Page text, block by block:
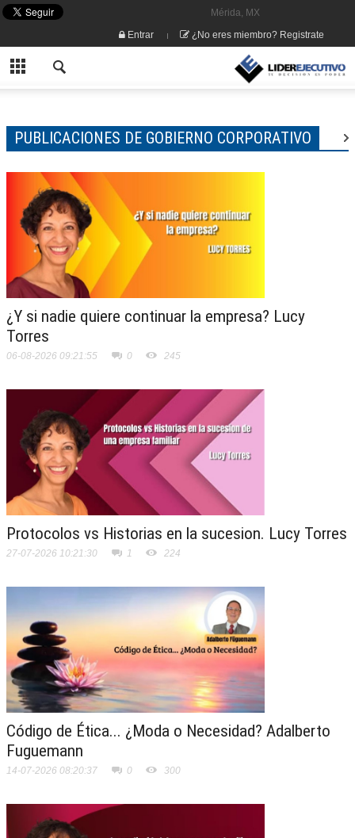
Mérida, MX
Entrar
¿No eres miembro? Registrate
PUBLICACIONES DE GOBIERNO CORPORATIVO
¿Y si nadie quiere continuar la empresa? Lucy
Torres
06-08-2026 09:21:55 0 245
Protocolos vs Historias en la sucesion. Lucy Torres
27-07-2026 10:21:30 1 224
Código de Ética... ¿Moda o Necesidad? Adalberto
Fuguemann
14-07-2026 08:20:37 0 300